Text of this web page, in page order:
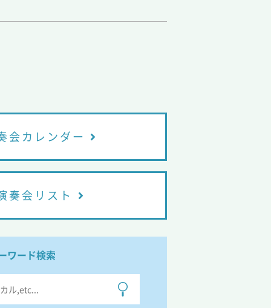
会カレンダー
奏会リスト
ワード検索